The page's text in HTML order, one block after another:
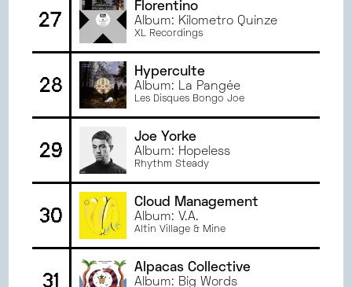
27
Florentino
Album: Kilometro Quinze
XL Recordings
28
Hyperculte
Album: La Pangée
Les Disques Bongo Joe
29
Joe Yorke
Album: Hopeless
Rhythm Steady
30
Cloud Management
Album: V.A.
Altin Village & Mine
31
Alpacas Collective
Album: Big Words